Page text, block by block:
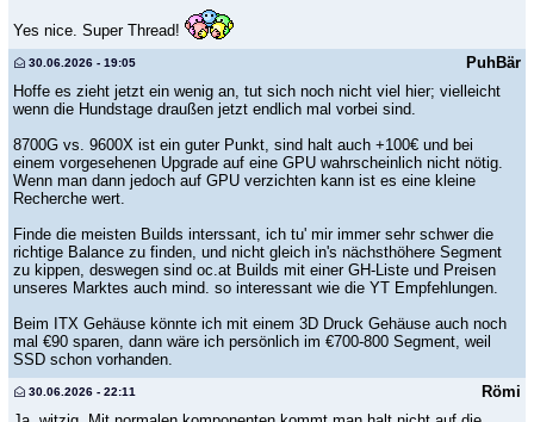
Yes nice. Super Thread!
PuhBär
30.06.2026 - 19:05
Hoffe es zieht jetzt ein wenig an, tut sich noch nicht viel hier; vielleicht
wenn die Hundstage draußen jetzt endlich mal vorbei sind.
8700G vs. 9600X ist ein guter Punkt, sind halt auch +100€ und bei
einem vorgesehenen Upgrade auf eine GPU wahrscheinlich nicht nötig.
Wenn man dann jedoch auf GPU verzichten kann ist es eine kleine
Recherche wert.
Finde die meisten Builds interssant, ich tu' mir immer sehr schwer die
richtige Balance zu finden, und nicht gleich in's nächsthöhere Segment
zu kippen, deswegen sind oc.at Builds mit einer GH-Liste und Preisen
unseres Marktes auch mind. so interessant wie die YT Empfehlungen.
Beim ITX Gehäuse könnte ich mit einem 3D Druck Gehäuse auch noch
mal €90 sparen, dann wäre ich persönlich im €700-800 Segment, weil
SSD schon vorhanden.
Römi
30.06.2026 - 22:11